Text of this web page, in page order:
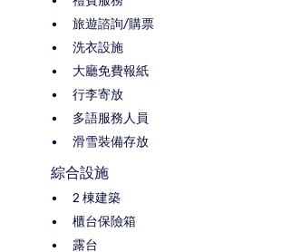
旅遊諮詢/購票
洗衣設施
大廳免費報紙
行李寄放
多語服務人員
滑雪裝備存放
綜合設施
2 棟建築
櫃台保險箱
露台